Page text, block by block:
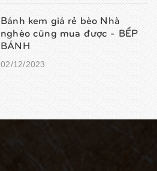
Bánh kem giá rẻ bèo Nhà
nghèo cũng mua được - BẾP
BÁNH
02/12/2023